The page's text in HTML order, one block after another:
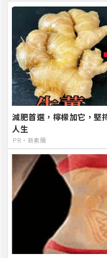
減肥首選，檸檬加它，堅
人生
PR・新素簡